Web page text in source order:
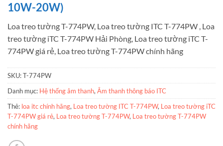
10W-20W)
Loa treo tường T-774PW, Loa treo tường ITC T-774PW , Loa
treo tường iTC T-774PW Hải Phòng, Loa treo tường iTC T-
774PW giá rẻ, Loa treo tường T-774PW chính hãng
SKU:T-774PW
Danh mục: Hệ thống âm thanh, Âm thanh thông báo ITC
Thẻ: loa itc chính hãng, Loa treo tường ITC T-774PW, Loa treo tường iTC
T-774PW giá rẻ, Loa treo tường T-774PW, Loa treo tường T-774PW
chính hãng